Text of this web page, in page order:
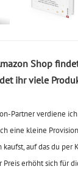
Shop
ihr viele
Partner verdiene
eine kleine
kaufst, auf das du per
erhöht sich für